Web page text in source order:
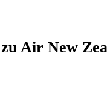
Air New